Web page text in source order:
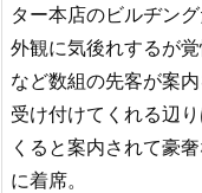
ター本店のビルヂン
外観に気後れするが
など数組の先客が案
受け付けてくれる辺
くると案内されて豪
に着席。